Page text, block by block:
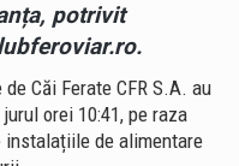
potrivit
Căi Ferate CFR S.A. au
orei 10:41, pe raza
instalațiile de alimentare